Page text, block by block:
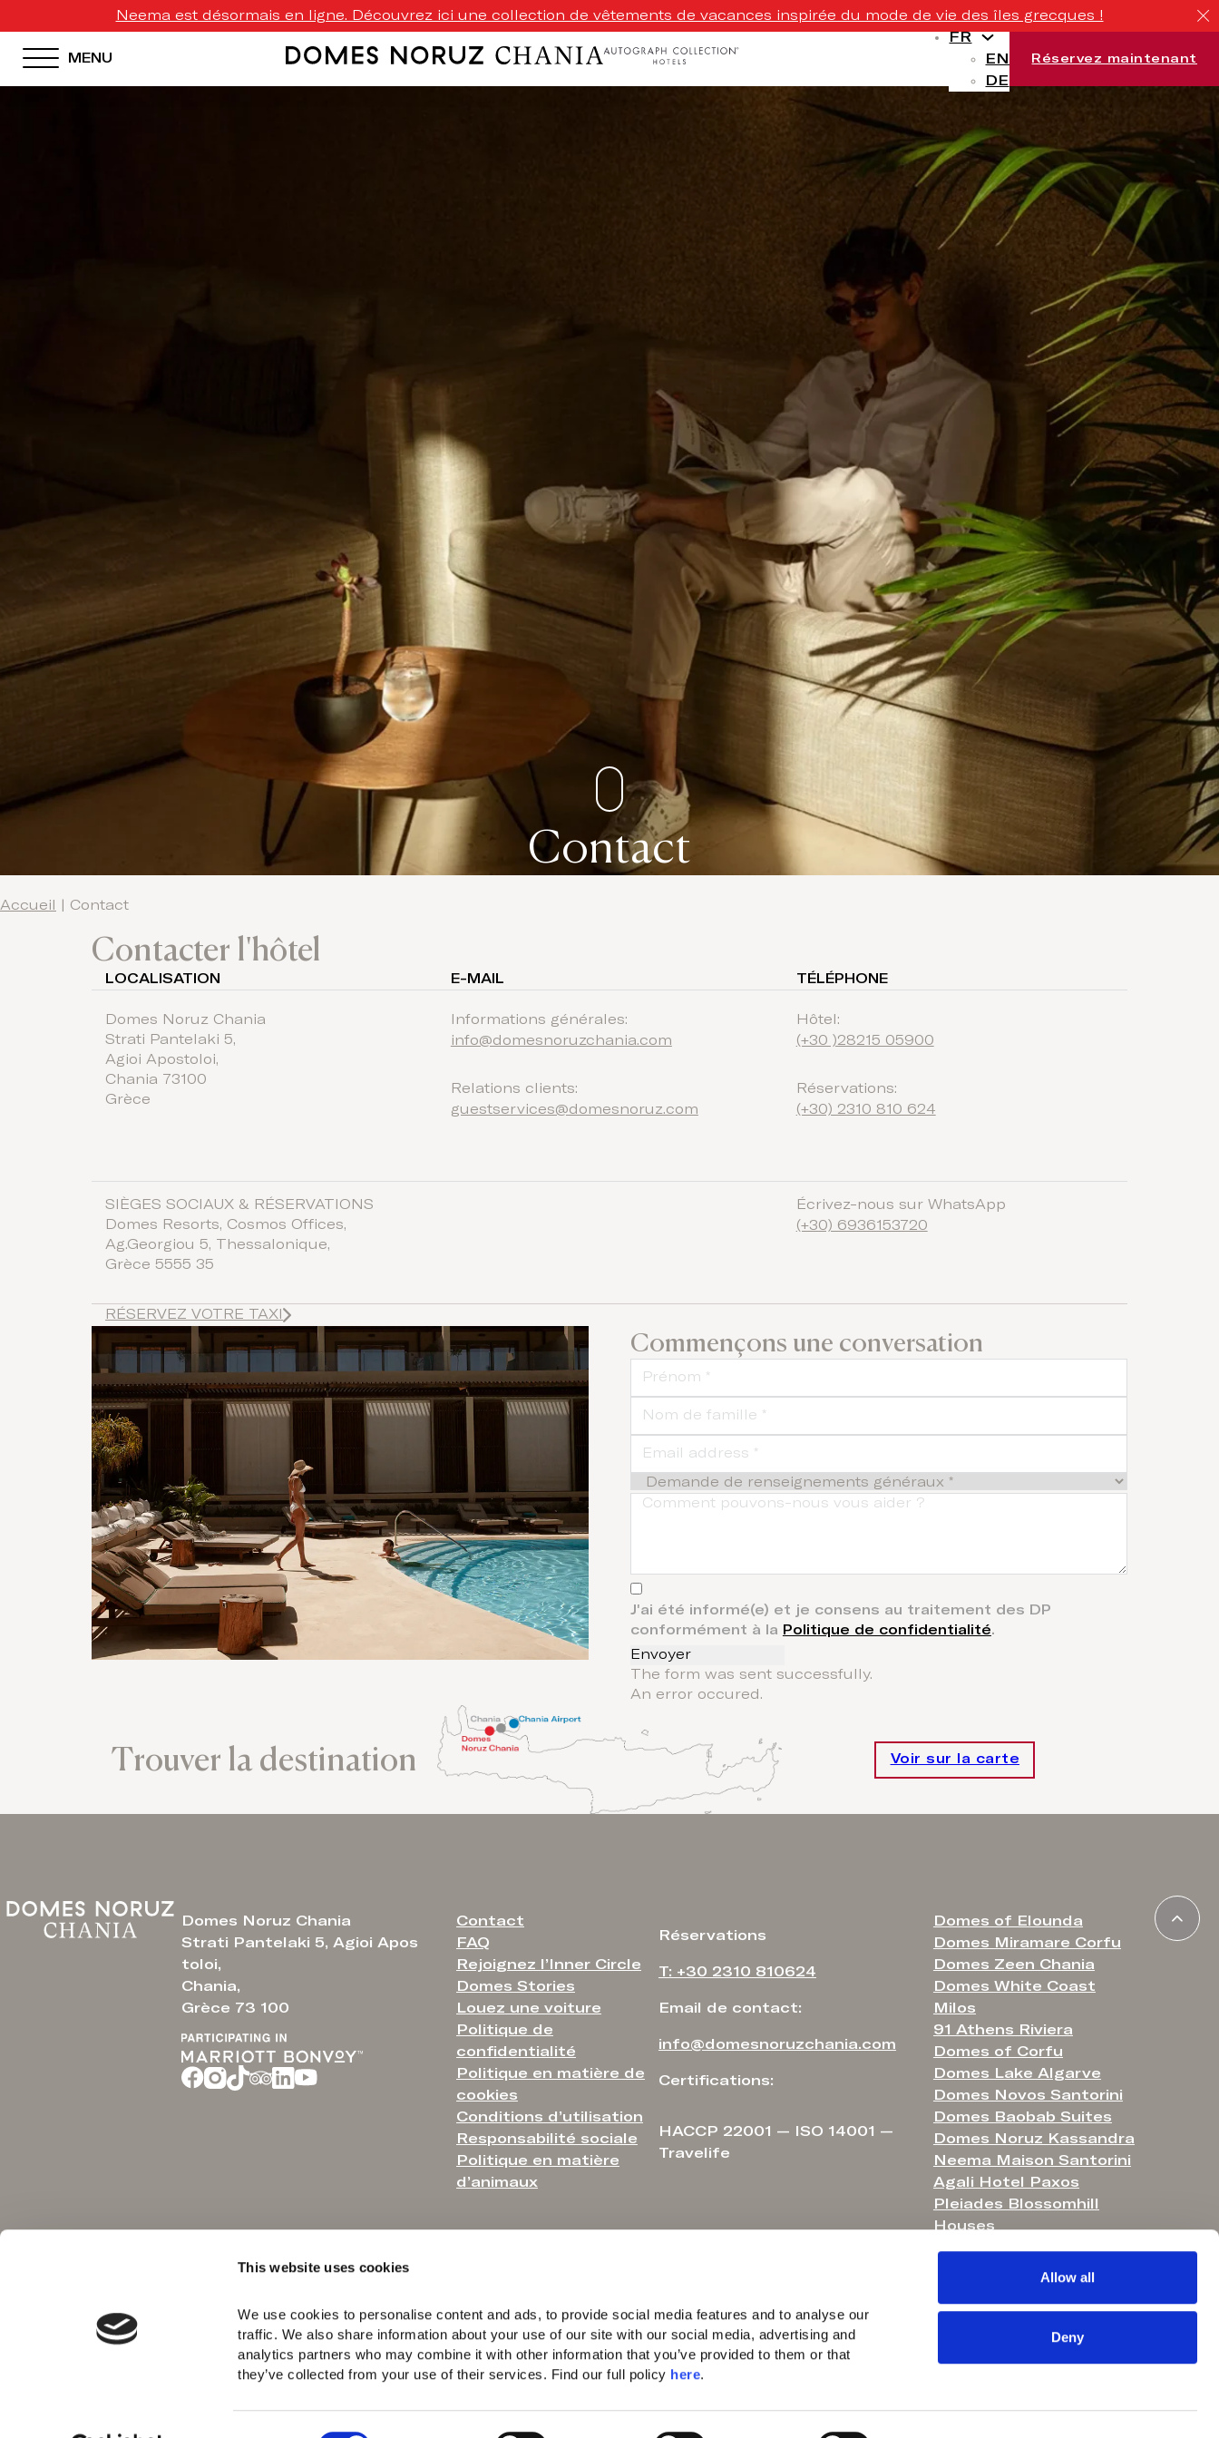
This website uses cookies
We use cookies to personalise content and ads, to provide social media features and to analyse our
traffic. We also share information about your use of our site with our social media, advertising and
analytics partners who may combine it with other information that you’ve provided to them or that
they’ve collected from your use of their services. Find our full policy here.
Allow all
Deny
Neema est désormais en ligne. Découvrez ici une collection de vêtements de vacances inspirée du mode de vie des îles grecques !
MENU
FR
EN
DE
Réservez maintenant
Contact
Accueil Contact
Contacter l'hôtel
LOCALISATION
Domes Noruz Chania
Strati Pantelaki 5,
Agioi Apostoloi,
Chania 73100
Grèce
SIÈGES SOCIAUX & RÉSERVATIONS
Domes Resorts, Cosmos Offices,
Ag.Georgiou 5, Thessalonique,
Grèce 5555 35
E-MAIL
Informations générales:
info@domesnoruzchania.com
Relations clients:
guestservices@domesnoruz.com
TÉLÉPHONE
Hôtel :
(+30 )28215 05900
Réservations:
(+30) 2310 810 624
Écrivez-nous sur WhatsApp
(+30) 6936153720
RÉSERVEZ VOTRE TAXI
Commençons une conversation
J'ai été informé(e) et je consens au traitement des DP
conformément à la Politique de confidentialité.
Envoyer
The form was sent successfully.
An error occured.
Trouver la destination Voir sur la carte
Domes Noruz Chania
Strati Pantelaki 5, Agioi Apos
toloi,
Chania,
Grèce 73 100
Contact
FAQ
Rejoignez l’Inner Circle
Domes Stories
Louez une voiture
Politique de
confidentialité
Politique en matière de
cookies
Conditions d’utilisation
Responsabilité sociale
Politique en matière
d’animaux
Réservations
T: +30 2310 810624
Email de contact:
info@domesnoruzchania.com
Certifications:
HACCP 22001 — ISO 14001 —
Travelife
Domes of Elounda
Domes Miramare Corfu
Domes Zeen Chania
Domes White Coast
Milos
91 Athens Riviera
Domes of Corfu
Domes Lake Algarve
Domes Novos Santorini
Domes Baobab Suites
Domes Noruz Kassandra
Neema Maison Santorini
Agali Hotel Paxos
Pleiades Blossomhill
Houses
Domes Aulūs Elounda
Aulūs Lindos Rhodes